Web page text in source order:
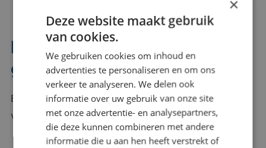
Interesse? Benno helpt je
graag verder!
Bel of mail Benno met al jouw vragen. Benno staat
voor je klaar en helpt je graag!
×
Deze website maakt gebruik
van cookies.
We gebruiken cookies om inhoud en
advertenties te personaliseren en om ons
verkeer te analyseren. We delen ook
informatie over uw gebruik van onze site
met onze advertentie- en analysepartners,
die deze kunnen combineren met andere
informatie die u aan hen heeft verstrekt of